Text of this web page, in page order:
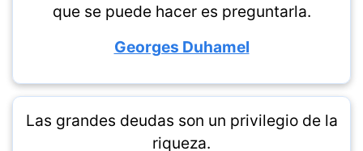
que se puede hacer es preguntarla.
Georges Duhamel
Las grandes deudas son un privilegio de la
riqueza.